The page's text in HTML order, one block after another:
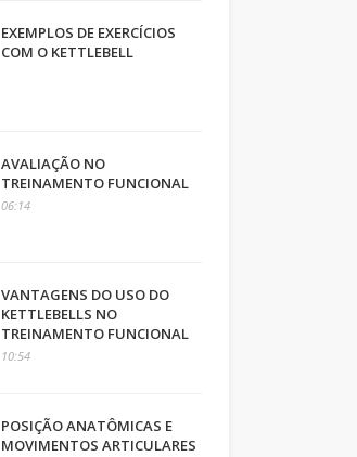
EXEMPLOS DE EXERCÍCIOS
COM O KETTLEBELL
AVALIAÇÃO NO
TREINAMENTO FUNCIONAL
06:14
VANTAGENS DO USO DO
KETTLEBELLS NO
TREINAMENTO FUNCIONAL
10:54
POSIÇÃO ANATÔMICAS E
MOVIMENTOS ARTICULARES